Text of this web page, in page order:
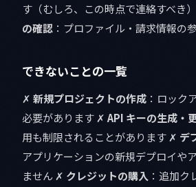
す（むしろ、この時点で連絡すべき
の確認 ：プロファイル・請求情報の
できないことの一覧
✗ 新規プロジェクトの作成 ：ロック
必要があります ✗ API キーの生成・
用も制限されることがあります ✗ デ
アプリケーションの新規デプロイや
ません ✗ クレジットの購入 ：追加ク